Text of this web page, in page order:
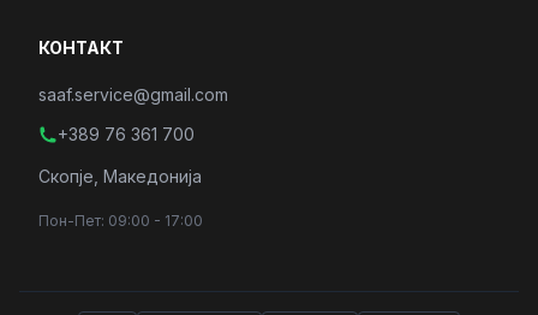
КОНТАКТ
saaf.service@gmail.com
+389 76 361 700
Скопје, Македонија
Пон-Пет: 09:00 - 17:00